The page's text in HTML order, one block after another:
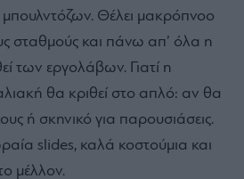
Θέλει μακρόπνοο
σταθμούς και πάνω απ’ όλα η
των εργολάβων. Γιατί η
θα κριθεί στο απλό: αν θα
ή σκηνικό για παρουσιάσεις.
slides, καλά κοστούμια και
μέλλον.